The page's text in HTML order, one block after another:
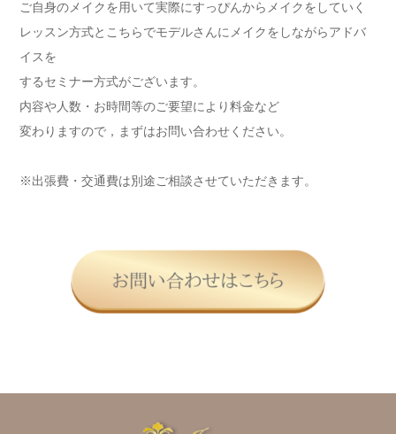
ご自身のメイクを用いて実際にすっぴんからメイクをしていく
レッスン方式とこちらでモデルさんにメイクをしながらアドバ
イスを
するセミナー方式がございます。
内容や人数・お時間等のご要望により料金など
変わりますので，まずはお問い合わせください。
※出張費・交通費は別途ご相談させていただきます。